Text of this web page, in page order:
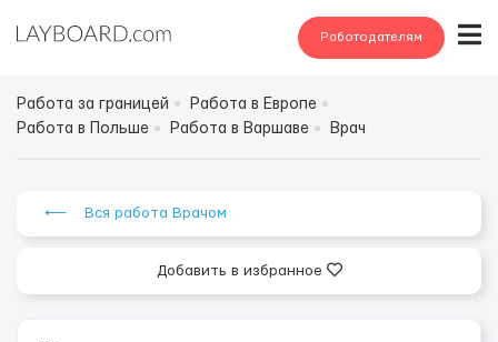
Работодателям
Работа за границей
Работа в Европе
Работа в Польше
Работа в Варшаве Врач
⟵ Вся работа Врачом
Добавить в избранное